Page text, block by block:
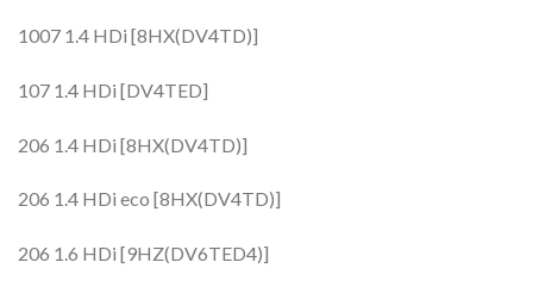
1007 1.4 HDi [8HX(DV4TD)]
107 1.4 HDi [DV4TED]
206 1.4 HDi [8HX(DV4TD)]
206 1.4 HDi eco [8HX(DV4TD)]
206 1.6 HDi [9HZ(DV6TED4)]